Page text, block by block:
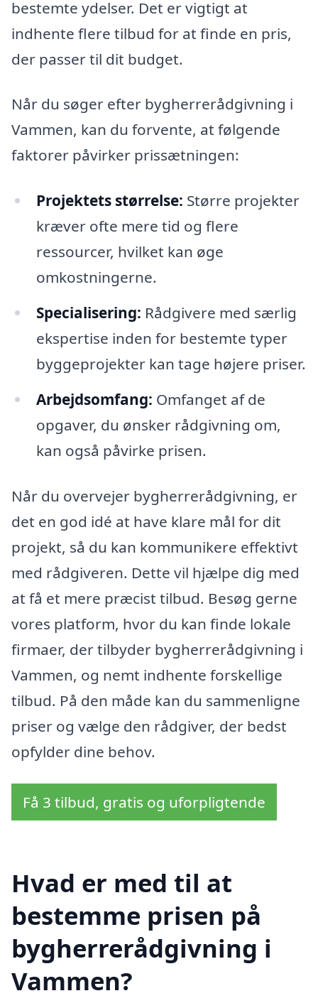
bestemte ydelser. Det er vigtigt at
indhente flere tilbud for at finde en pris,
der passer til dit budget.
Når du søger efter bygherrerådgivning i
Vammen, kan du forvente, at følgende
faktorer påvirker prissætningen:
Projektets størrelse: Større projekter
kræver ofte mere tid og flere
ressourcer, hvilket kan øge
omkostningerne.
Specialisering: Rådgivere med særlig
ekspertise inden for bestemte typer
byggeprojekter kan tage højere priser.
Arbejdsomfang: Omfanget af de
opgaver, du ønsker rådgivning om,
kan også påvirke prisen.
Når du overvejer bygherrerådgivning, er
det en god idé at have klare mål for dit
projekt, så du kan kommunikere effektivt
med rådgiveren. Dette vil hjælpe dig med
at få et mere præcist tilbud. Besøg gerne
vores platform, hvor du kan finde lokale
firmaer, der tilbyder bygherrerådgivning i
Vammen, og nemt indhente forskellige
tilbud. På den måde kan du sammenligne
priser og vælge den rådgiver, der bedst
opfylder dine behov.
Få 3 tilbud, gratis og uforpligtende
Hvad er med til at
bestemme prisen på
bygherrerådgivning i
Vammen?